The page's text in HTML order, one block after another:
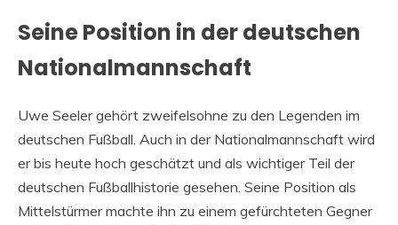
Seine Position in der deutschen
Nationalmannschaft
Uwe Seeler gehört zweifelsohne zu den Legenden im
deutschen Fußball. Auch in der Nationalmannschaft wird
er bis heute hoch geschätzt und als wichtiger Teil der
deutschen Fußballhistorie gesehen. Seine Position als
Mittelstürmer machte ihn zu einem gefürchteten Gegner